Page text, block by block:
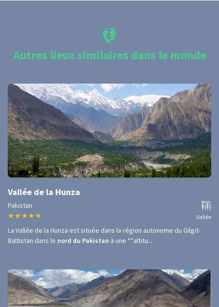
Autres lieux similaires dans le monde
Vallée de la Hunza
Pakistan
★ ★ ★ ★ ★ Vallée
La Vallée de la Hunza est située dans la région autonome du Gilgit-
Baltistan dans le nord du Pakistan à une **altitu...